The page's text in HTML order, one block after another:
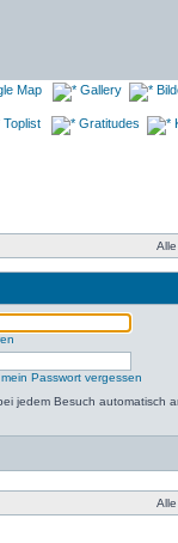
Map Gallery
Toplist Gratitudes
Passwort vergessen
jedem Besuch automatisch